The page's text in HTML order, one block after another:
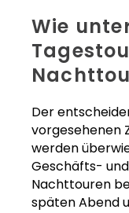
Wie
Der
vorgesehenen
werden
Geschäfts-
Nachttouren
späten Abend